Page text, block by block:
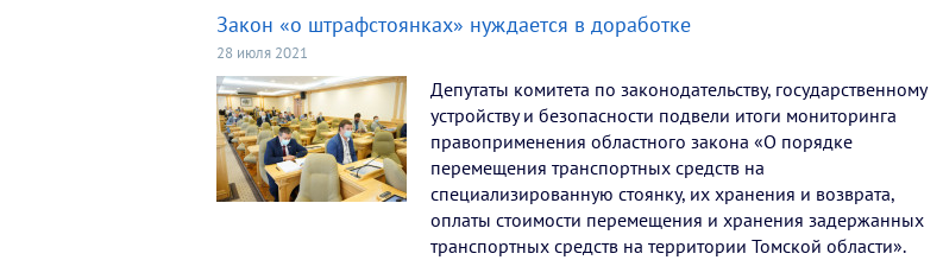
Закон «о штрафстоянках» нуждается в доработке
28 июля 2021
Депутаты комитета по законодательству, государственному
устройству и безопасности подвели итоги мониторинга
правоприменения областного закона «О порядке
перемещения транспортных средств на
специализированную стоянку, их хранения и возврата,
оплаты стоимости перемещения и хранения задержанных
транспортных средств на территории Томской области».